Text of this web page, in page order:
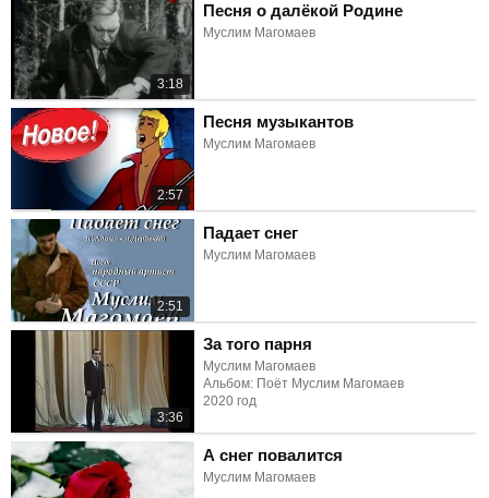
3:18
Песня о далёкой Родине
Муслим Магомаев
2:57
Песня музыкантов
Муслим Магомаев
2:51
Падает снег
Муслим Магомаев
3:36
За того парня
Муслим Магомаев
Альбом: Поёт Муслим Магомаев
2020 год
А снег повалится
Муслим Магомаев